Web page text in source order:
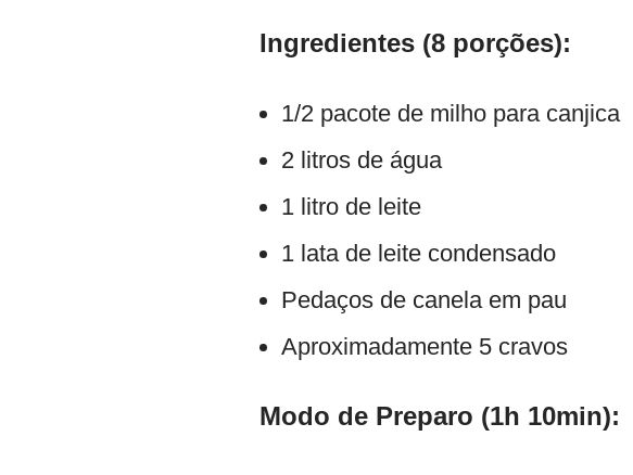
Ingredientes (8 porções):
1/2 pacote de milho para canjica
2 litros de água
1 litro de leite
1 lata de leite condensado
Pedaços de canela em pau
Aproximadamente 5 cravos
Modo de Preparo (1h 10min):